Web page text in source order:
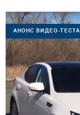
АНОНС ВИДЕО-ТЕСТА